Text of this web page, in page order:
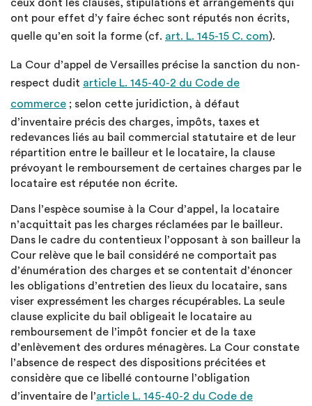
ceux dont les clauses, stipulations et arrangements qui
ont pour effet d’y faire échec sont réputés non écrits,
quelle qu’en soit la forme (cf. art. L. 145-15 C. com).
La Cour d’appel de Versailles précise la sanction du non-
respect dudit article L. 145-40-2 du Code de
commerce ; selon cette juridiction, à défaut
d’inventaire précis des charges, impôts, taxes et
redevances liés au bail commercial statutaire et de leur
répartition entre le bailleur et le locataire, la clause
prévoyant le remboursement de certaines charges par le
locataire est réputée non écrite.
Dans l’espèce soumise à la Cour d’appel, la locataire
n’acquittait pas les charges réclamées par le bailleur.
Dans le cadre du contentieux l’opposant à son bailleur la
Cour relève que le bail considéré ne comportait pas
d’énumération des charges et se contentait d’énoncer
les obligations d’entretien des lieux du locataire, sans
viser expressément les charges récupérables. La seule
clause explicite du bail obligeait le locataire au
remboursement de l’impôt foncier et de la taxe
d’enlèvement des ordures ménagères. La Cour constate
l’absence de respect des dispositions précitées et
considère que ce libellé contourne l’obligation
d’inventaire de l’article L. 145-40-2 du Code de